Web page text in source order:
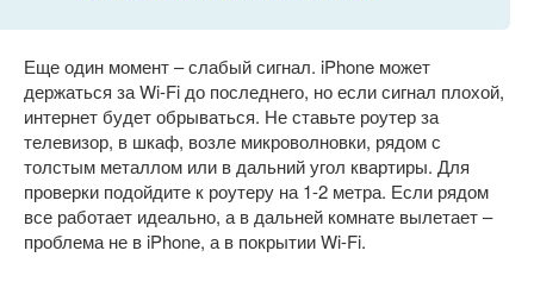
Еще один момент – слабый сигнал. iPhone может
держаться за Wi-Fi до последнего, но если сигнал плохой,
интернет будет обрываться. Не ставьте роутер за
телевизор, в шкаф, возле микроволновки, рядом с
толстым металлом или в дальний угол квартиры. Для
проверки подойдите к роутеру на 1-2 метра. Если рядом
все работает идеально, а в дальней комнате вылетает –
проблема не в iPhone, а в покрытии Wi-Fi.